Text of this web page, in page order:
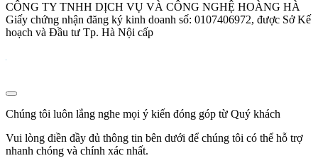
CÔNG TY TNHH DỊCH VỤ VÀ CÔNG NGHỆ HOÀNG HÀ
Giấy chứng nhận đăng ký kinh doanh số: 0107406972, được Sở Kế
hoạch và Đầu tư Tp. Hà Nội cấp
Chúng tôi luôn lắng nghe mọi ý kiến đóng góp từ Quý khách
Vui lòng điền đầy đủ thông tin bên dưới để chúng tôi có thể hỗ trợ
nhanh chóng và chính xác nhất.